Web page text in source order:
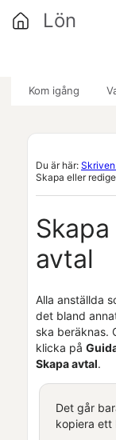
Kom igång
Lön
Du är här:
Skapa eller
avtal
Alla anställda
det bland
ska beräknas.
klicka på
Skapa avtal.
Det går
kopiera ett